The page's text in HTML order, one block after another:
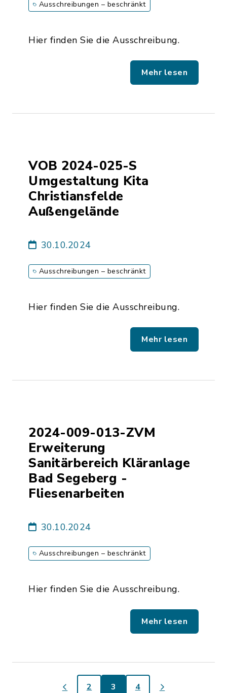
Ausschreibungen – beschränkt
Hier finden Sie die Ausschreibung.
Mehr lesen
VOB 2024-025-S
Umgestaltung Kita
Christiansfelde
Außengelände
30.10.2024
Ausschreibungen – beschränkt
Hier finden Sie die Ausschreibung.
Mehr lesen
2024-009-013-ZVM
Erweiterung
Sanitärbereich Kläranlage
Bad Segeberg -
Fliesenarbeiten
30.10.2024
Ausschreibungen – beschränkt
Hier finden Sie die Ausschreibung.
Mehr lesen
2 3 4